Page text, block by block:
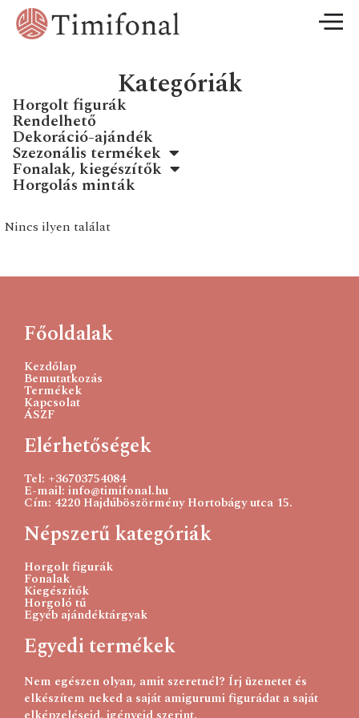
Kategóriák
Horgolt figurák
Rendelhető
Dekoráció-ajándék
Szezonális termékek
Fonalak, kiegészítők
Horgolás minták
Nincs ilyen találat
Főoldalak
Kezdőlap
Bemutatkozás
Termékek
Kapcsolat
ÁSZF
Elérhetőségek
Tel: +36703754084
E-mail: info@timifonal.hu
Cím: 4220 Hajdúböszörmény Hortobágy utca 15.
Népszerű kategóriák
Horgolt figurák
Fonalak
Kiegészítők
Horgoló tű
Egyéb ajándéktárgyak
Egyedi termékek
Nem egészen olyan, amit szeretnél? Írj üzenetet és
elkészítem neked a saját amigurumi figurádat a saját